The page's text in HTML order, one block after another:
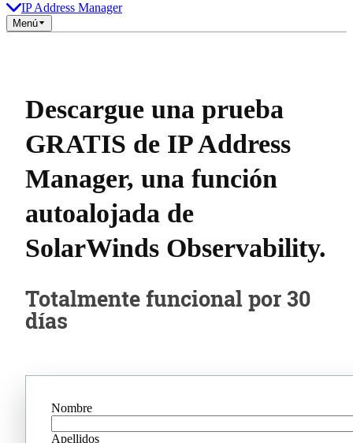
IP Address Manager
Menú
Descargue una prueba
GRATIS de IP Address
Manager, una función
autoalojada de
SolarWinds Observability.
Totalmente funcional por 30
días
Nombre
Apellidos